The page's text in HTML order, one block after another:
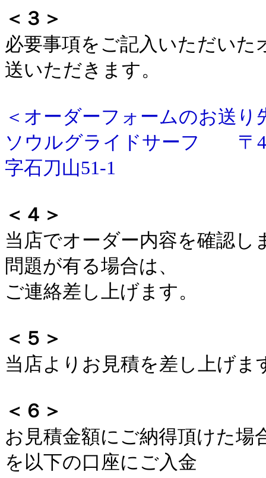
＜３＞
必要事項をご記入いただい
送いただきます。
＜オーダーフォームのお送り
ソウルグライドサーフ 〒
字石刀山51-1
＜４＞
当店でオーダー内容を確認し
問題が有る場合は、
ご連絡差し上げます。
＜５＞
当店よりお見積を差し上げま
＜６＞
お見積金額にご納得頂けた場
を以下の口座にご入金